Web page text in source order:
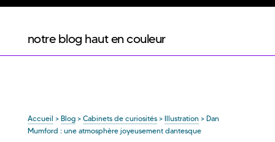
notre blog haut en couleur
Accueil > Blog> Cabinets de curiosités> Illustration > Dan
Mumford : une atmosphère joyeusement dantesque